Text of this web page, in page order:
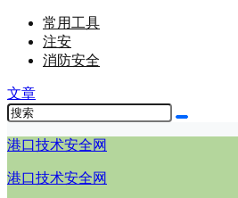
常用工具
注安
消防安全
文章
港口技术安全网
港口技术安全网